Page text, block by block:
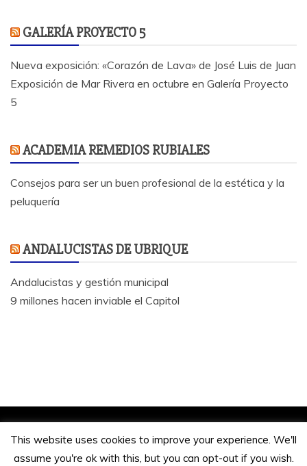
GALERÍA PROYECTO 5
Nueva exposición: «Corazón de Lava» de José Luis de Juan
Exposición de Mar Rivera en octubre en Galería Proyecto
5
ACADEMIA REMEDIOS RUBIALES
Consejos para ser un buen profesional de la estética y la
peluquería
ANDALUCISTAS DE UBRIQUE
Andalucistas y gestión municipal
9 millones hacen inviable el Capitol
Jose Antonio Bautista 2020.
Funciona gracias a WordPress|Tema: Refined
This website uses cookies to improve your experience. We'll
assume you're ok with this, but you can opt-out if you wish.